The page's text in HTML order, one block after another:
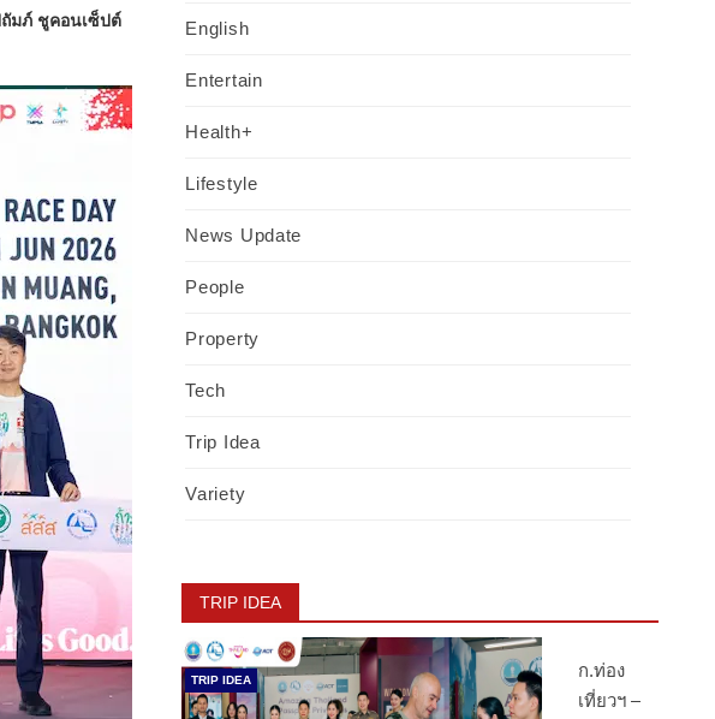
ถัมภ์ ชูคอนเซ็ปต์
English
Entertain
Health+
Lifestyle
News Update
People
Property
Tech
Trip Idea
Variety
TRIP IDEA
TRIP IDEA
ก.ท่อง
เที่ยวฯ –